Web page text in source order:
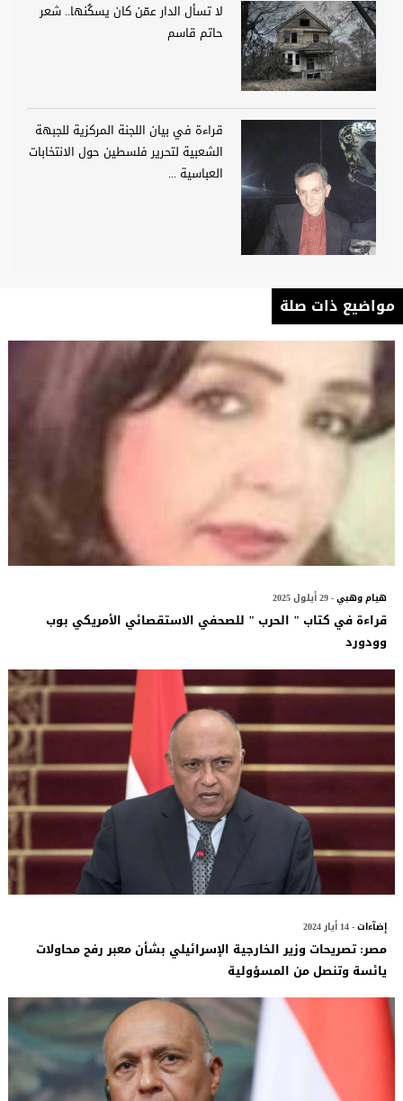
لا تسأل الدار عمّن كان يسكُنها.. شعر
حاتم قاسم
قراءة في بيان اللجنة المركزية للجبهة
الشعبية لتحرير فلسطين حول الانتخابات
العباسية ...
مواضيع ذات صلة
هيام وهبي- 29 أيلول 2025
قراءة في كتاب " الحرب " للصحفي الاستقصائي الأمريكي بوب
وودورد
إضآءات- 14 أيار 2024
مصر: تصريحات وزير الخارجية الإسرائيلي بشأن معبر رفح محاولات
يائسة وتنصل من المسؤولية